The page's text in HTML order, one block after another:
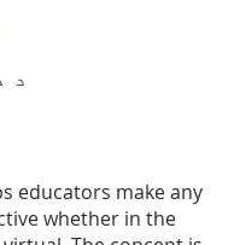
د
educators make any
whether in the